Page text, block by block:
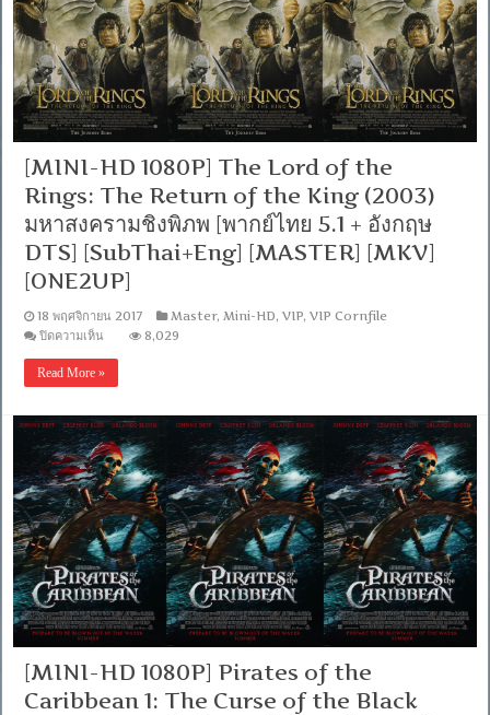
ไทย+อังกฤษ]
[บรรยาย
ไทย+อังกฤษ]
[MKV]
[ONE2UP]
[MINI-HD 1080P] The Lord of the
Rings: The Return of the King (2003)
มหาสงครามชิงพิภพ [พากย์ไทย 5.1 + อังกฤษ
DTS] [SubThai+Eng] [MASTER] [MKV]
[ONE2UP]
18 พฤศจิกายน 2017 Master,Mini-HD,VIP,VIP Cornfile
ปิดความเห็นบน
1080P]
Lord
of
the
Rings:
The
Return
of
the
King
(2003)
มหา
สงคราม
ชิง
พิภพ
[พากย์
ไทย
5.1
+
8,029
Read More »
[MINI-HD 1080P] Pirates of the
Caribbean 1: The Curse of the Black